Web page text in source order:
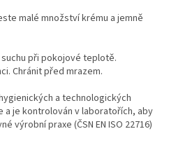
malé množství krému a jemně
při pokojové teplotě.
Chránit před mrazem.
a technologických
a je kontrolován v laboratořích, aby
výrobní praxe (ČSN EN ISO 22716)